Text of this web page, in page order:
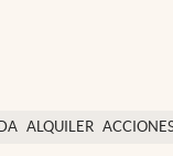
ALQUILER